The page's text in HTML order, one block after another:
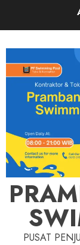
PUSAT